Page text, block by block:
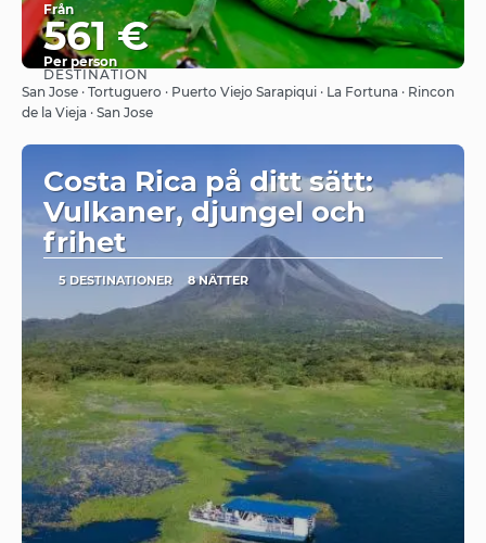
Från
561 €
Per person
Se
DESTINATION
San Jose · Tortuguero · Puerto Viejo Sarapiqui · La Fortuna · Rincon
de la Vieja · San Jose
Costa Rica på ditt sätt:
Vulkaner, djungel och
frihet
5 DESTINATIONER 8 NÄTTER